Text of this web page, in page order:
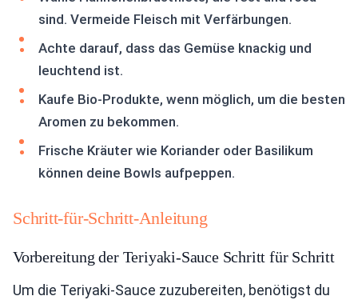
sind. Vermeide Fleisch mit Verfärbungen.
Achte darauf, dass das Gemüse knackig und
leuchtend ist.
Kaufe Bio-Produkte, wenn möglich, um die besten
Aromen zu bekommen.
Frische Kräuter wie Koriander oder Basilikum
können deine Bowls aufpeppen.
Schritt-für-Schritt-Anleitung
Vorbereitung der Teriyaki-Sauce Schritt für Schritt
Um die Teriyaki-Sauce zuzubereiten, benötigst du